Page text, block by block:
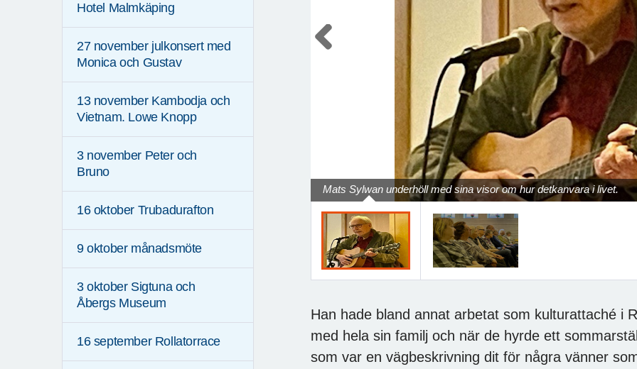
Hotel Malmkäping
27 november julkonsert med
Monica och Gustav
13 november Kambodja och
Vietnam. Lowe Knopp
3 november Peter och
Bruno
16 oktober Trubadurafton
9 oktober månadsmöte
3 oktober Sigtuna och
Åbergs Museum
16 september Rollatorrace
Mats Sylwan underhöll med sina visor om hur detkanvara i livet.
Han hade bland annat arbetat som kulturattaché i
med hela sin familj och när de hyrde ett
som var en vägbeskrivning dit för några vänner